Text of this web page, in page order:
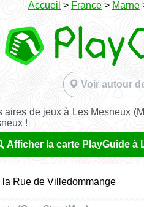
Accueil > France > Marne
Voir autour
aires de jeux à Les Mesneux
!
Afficher la carte PlayGuide à
Rue de Villedommange